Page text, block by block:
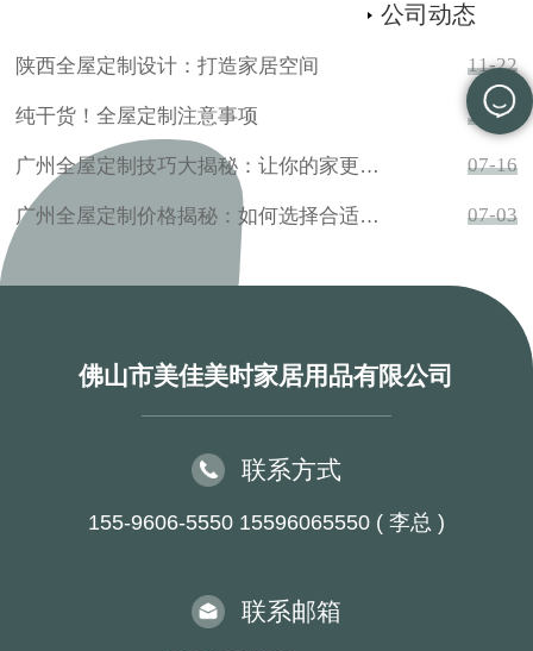
公司动态
陕西全屋定制设计：打造家居空间 11-22
纯干货！全屋定制注意事项 11-15
广州全屋定制技巧大揭秘：让你的家更温馨舒适 07-16
广州全屋定制价格揭秘：如何选择合适的定制家具？ 07-03
佛山市美佳美时家居用品有限公司
联系方式
155-9606-5550 15596065550 ( 李总 )
联系邮箱